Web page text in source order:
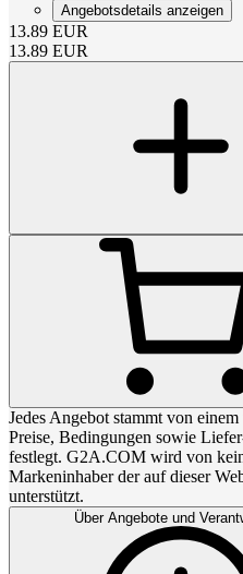
Angebotsdetails anzeigen
13.89 EUR
13.89 EUR
Jedes Angebot stammt von
Preise, Bedingungen sowie
festlegt. G2A.COM wird von
Markeninhaber der auf dieser
unterstützt.
Über Angebote und